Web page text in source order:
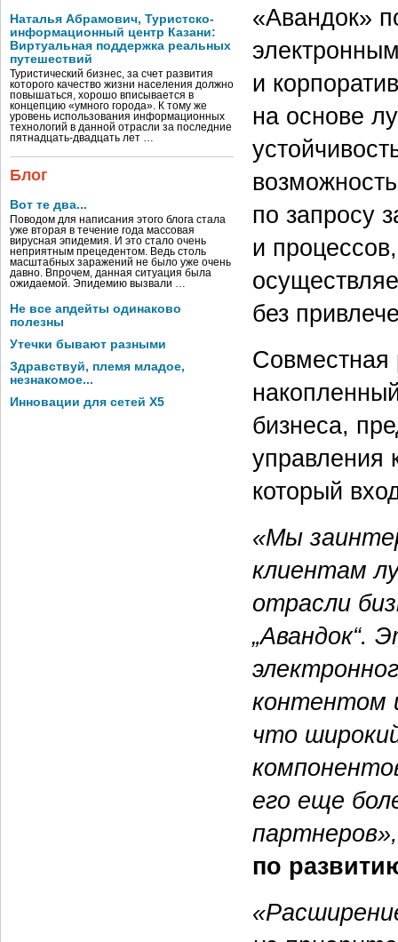
Наталья Абрамович, Туристско-
информационный центр Казани:
Виртуальная поддержка реальных
путешествий
Туристический бизнес, за счет развития
которого качество жизни населения должно
повышаться, хорошо вписывается в
концепцию «умного города». К тому же
уровень использования информационных
технологий в данной отрасли за последние
пятнадцать-двадцать лет …
Блог
Вот те два...
Поводом для написания этого блога стала
уже вторая в течение года массовая
вирусная эпидемия. И это стало очень
неприятным прецедентом. Ведь столь
масштабных заражений не было уже очень
давно. Впрочем, данная ситуация была
ожидаемой. Эпидемию вызвали …
Не все апдейты одинаково
полезны
Утечки бывают разными
Здравствуй, племя младое,
незнакомое...
Инновации для сетей X5
«Авандок»
и
на основе
по запросу
и
без
Совместная
бизнеса,
управления
который
«Мы
клиентам
отрасли
„Авандок“.
контентом
что
его еще
партнеров»,
по